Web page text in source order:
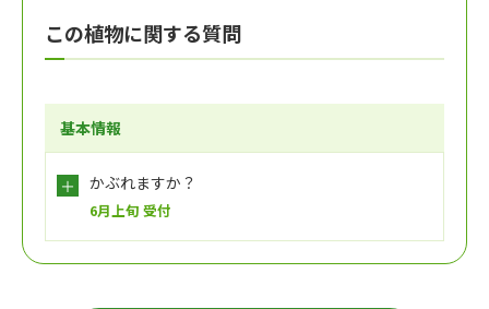
この植物に関する質問
基本情報
かぶれますか？
6月上旬 受付